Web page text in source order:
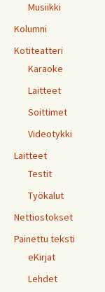
Musiikki
Kolumni
Kotiteatteri
Karaoke
Laitteet
Soittimet
Videotykki
Laitteet
Testit
Työkalut
Nettiostokset
Painettu teksti
eKirjat
Lehdet